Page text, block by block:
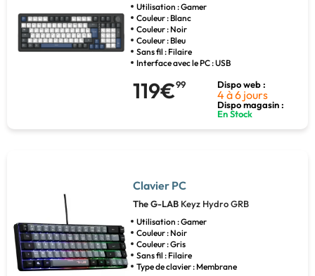
Utilisation : Gamer
Couleur : Blanc
Couleur : Noir
Couleur : Bleu
Sans fil : Filaire
Interface avec le PC : USB
119€99 Dispo web :
4 à 6 jours
Dispo magasin :
En Stock
Clavier PC
The G-LAB Keyz Hydro GRB
Utilisation : Gamer
Couleur : Noir
Couleur : Gris
Sans fil : Filaire
Type de clavier : Membrane